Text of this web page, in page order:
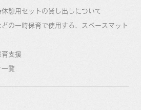
憩用セットの貸し出しについて
の一時保育で使用する、スペースマット
育支援
覧